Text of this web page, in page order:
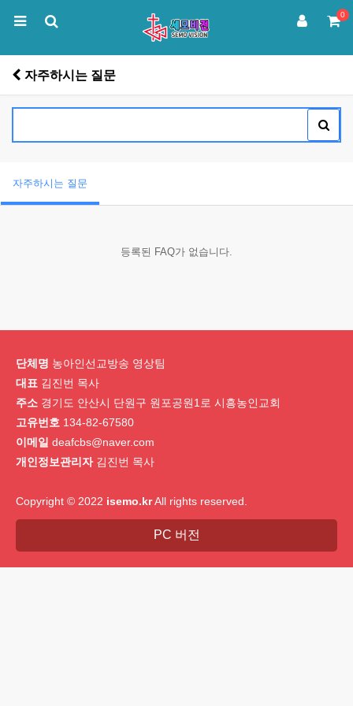
0
자주하시는 질문
자주하시는 질문
등록된 FAQ가 없습니다.
단체명 농아인선교방송 영상팀
대표 김진번 목사
주소 경기도 안산시 단원구 원포공원1로 시흥농인교회
고유번호 134-82-67580
이메일 deafcbs@naver.com
개인정보관리자김진번 목사
Copyright © 2022 isemo.krAll rights reserved.
PC 버전